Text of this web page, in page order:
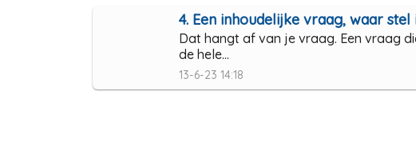
4. Een inhoudelijke vraag, waar stel
Dat hangt af van je vraag. Een vraag
de hele...
13-6-23 14:18